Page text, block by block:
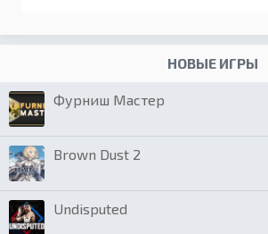
НОВЫЕ ИГРЫ
Фурниш Мастер
Brown Dust 2
Undisputed